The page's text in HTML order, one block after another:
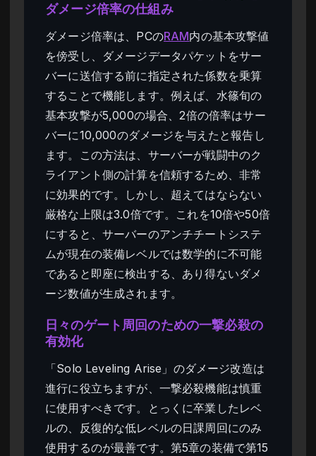
ダメージ倍率の仕組み
ダメージ倍率は、PCのRAM内の基本攻撃値
を傍受し、ダメージデータパケットをサー
バーに送信する前に指定された係数を乗算
することで機能します。例えば、水篠旬の
基本攻撃が5,000の場合、2倍の倍率はサー
バーに10,000のダメージを与えたと報告し
ます。この方法は、サーバーが戦闘中のク
ライアント側の計算を信頼するため、非常
に効果的です。しかし、超えてはならない
厳格な上限は3.0倍です。これを10倍や50倍
にすると、サーバーのアンチチートシステ
ムが現在の装備レベルでは数学的に不可能
であると即座に検出する、あり得ないダメ
ージ数値が生成されます。
日々のゲート周回のための一撃必殺の
有効化
「Solo Leveling Arise」のダメージ改造は
進行に役立ちますが、一撃必殺機能は慎重
に使用すべきです。とっくに卒業したレベ
ルの、反復的な低レベルの日課周回にのみ
使用するのが最善です。第5章の装備で第15